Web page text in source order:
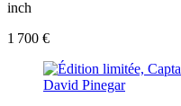
inch
1 700 €